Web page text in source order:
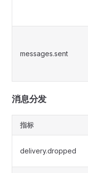
messages.sent
消息分发
指标
delivery.dropped